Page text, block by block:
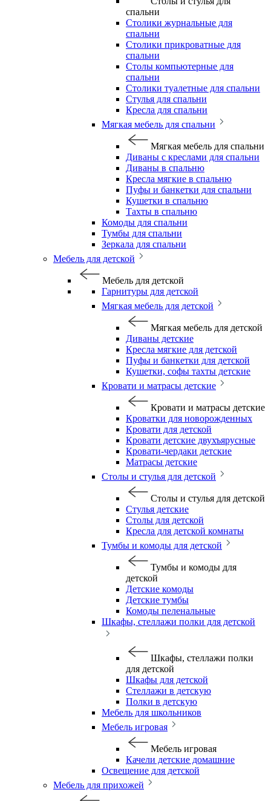
спальни
Столики журнальные для
спальни
Столики прикроватные для
спальни
Столы компьютерные для
спальни
Столики туалетные для спальни
Стулья для спальни
Кресла для спальни
Мягкая мебель для спальни
Мягкая мебель для спальни
Диваны с креслами для спальни
Диваны в спальню
Кресла мягкие в спальню
Пуфы и банкетки для спальни
Кушетки в спальню
Тахты в спальню
Комоды для спальни
Тумбы для спальни
Зеркала для спальни
Мебель для детской
Мебель для детской
Гарнитуры для детской
Мягкая мебель для детской
Мягкая мебель для детской
Диваны детские
Кресла мягкие для детской
Пуфы и банкетки для детской
Кушетки, софы тахты детские
Кровати и матрасы детские
Кровати и матрасы детские
Кроватки для новорожденных
Кровати для детской
Кровати детские двухъярусные
Кровати-чердаки детские
Матрасы детские
Столы и стулья для детской
Столы и стулья для детской
Стулья детские
Столы для детской
Кресла для детской комнаты
Тумбы и комоды для детской
Тумбы и комоды для
детской
Детские комоды
Детские тумбы
Комоды пеленальные
Шкафы, стеллажи полки для детской
Шкафы, стеллажи полки
для детской
Шкафы для детской
Стеллажи в детскую
Полки в детскую
Мебель для школьников
Мебель игровая
Мебель игровая
Качели детские домашние
Освещение для детской
Мебель для прихожей